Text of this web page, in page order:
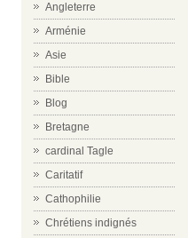
Angleterre
Arménie
Asie
Bible
Blog
Bretagne
cardinal Tagle
Caritatif
Cathophilie
Chrétiens indignés